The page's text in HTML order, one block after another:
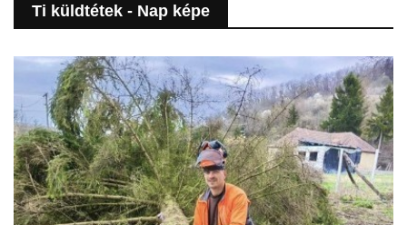
Ti küldtétek - Nap képe